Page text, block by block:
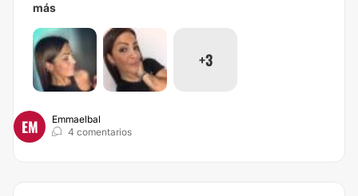
más
+3
EM
Emmaelbal
4 comentarios